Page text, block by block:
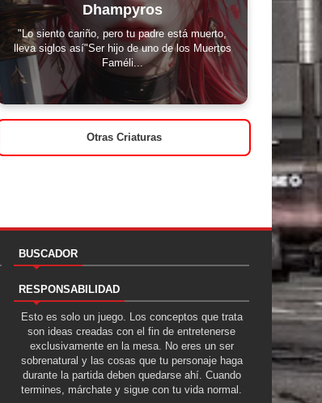
Dhampyros
"Lo siento cariño, pero tu padre está muerto,
lleva siglos así"Ser hijo de uno de los Muertos
Faméli...
Otras Criaturas
BUSCADOR
RESPONSABILIDAD
Esto es solo un juego. Los conceptos que trata
son ideas creadas con el fin de entretenerse
exclusivamente en la mesa. No eres un ser
sobrenatural y las cosas que tu personaje haga
durante la partida deben quedarse ahí. Cuando
termines, márchate y sigue con tu vida normal.